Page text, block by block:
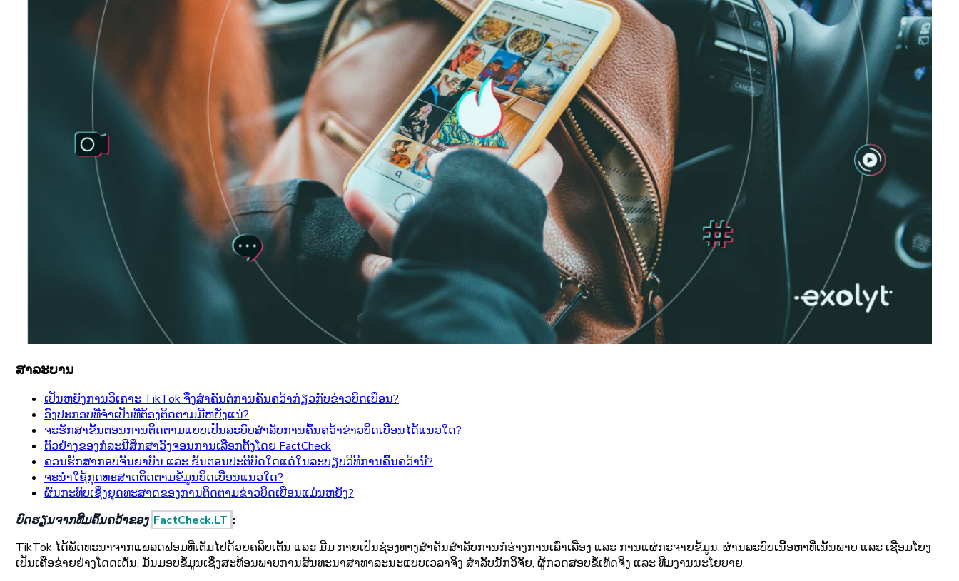
ສາລະບານ
ເປັນຫຍັງການວິເຄາະ TikTok ຈຶ່ງສຳຄັນຕໍ່ການຄົ້ນຄວ້າກ່ຽວກັບຂ່າວບິດເບືອນ?
ອົງປະກອບທີ່ຈຳເປັນທີ່ຕ້ອງຕິດຕາມມີຫຍັງແນ່?
ຈະຮັກສາຂັ້ນຕອນການຕິດຕາມແບບເປັນລະບົບສໍາລັບການຄົ້ນຄວ້າຂ່າວບິດເບືອນໄດ້ແນວໃດ?
ຕົວຢ່າງຂອງກໍລະນີສຶກສາວົງຈອນການເລືອກຕັ້ງໂດຍ FactCheck
ຄວນຮັກສາກອບຈັນຍາບັນ ແລະ ຂັ້ນຕອນປະຕິບັດໃດແດ່ໃນລະບຽບວິທີການຄົ້ນຄວ້ານີ້?
ຈະນຳໃຊ້ກຸດທະສາດຕິດຕາມຂໍ້ມູນບິດເບືອນແນວໃດ?
ຜົນກະທົບເຊິ່ງຍຸດທະສາດຂອງການຕິດຕາມຂ່າວບິດເບືອນແມ່ນຫຍັງ?
ບົດຮຽນຈາກທີມຄົ້ນຄວ້າຂອງ FactCheck.LT :
TikTok ໄດ້ພັດທະນາຈາກແພລດຟອມທີ່ເຕັມໄປດ້ວຍຄລິບເຕັ້ນ ແລະ ມີມ ກາຍເປັນຊ່ອງທາງສໍາຄັນສໍາລັບການກໍ່ຮ່າງການເລົ່າເລື່ອງ ແລະ ການແຜ່ກະຈາຍຂໍ້ມູນ. ຜ່ານລະບົບເນື້ອຫາທີ່ເນັ້ນພາບ ແລະ ເຊື່ອມໂຍງ
ເປັນເຄືອຂ່າຍຢ່າງໂດດເດັ່ນ, ມັນມອບຂໍ້ມູນເຊິ່ງສະທ້ອນພາບການສົນທະນາສາທາລະນະແບບເວລາຈິງ ສໍາລັບນັກວິຈັຍ, ຜູ້ກວດສອບຂໍ້ເທັດຈິງ ແລະ ທີມງານນະໂຍບາຍ.